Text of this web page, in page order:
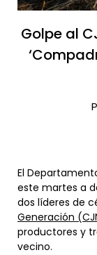
Golpe al
El
este martes a
dos líderes de
Generación
productores y
vecino.